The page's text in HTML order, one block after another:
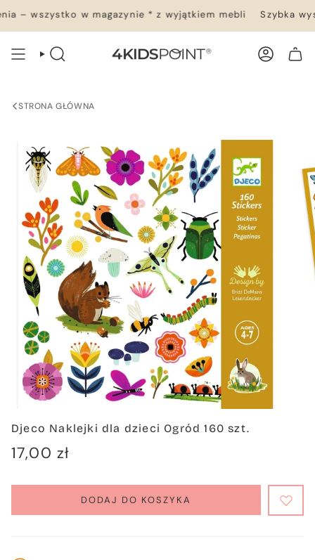
do
treści
– wszystko w magazynie * z wyjątkiem mebli Szybka
WYSZUKIWANIE KONTO
STRONA GŁÓWNA
Djeco Naklejki dla dzieci Ogród 160 szt.
Cena
17,00 zł
DODAJ DO KOSZYKA